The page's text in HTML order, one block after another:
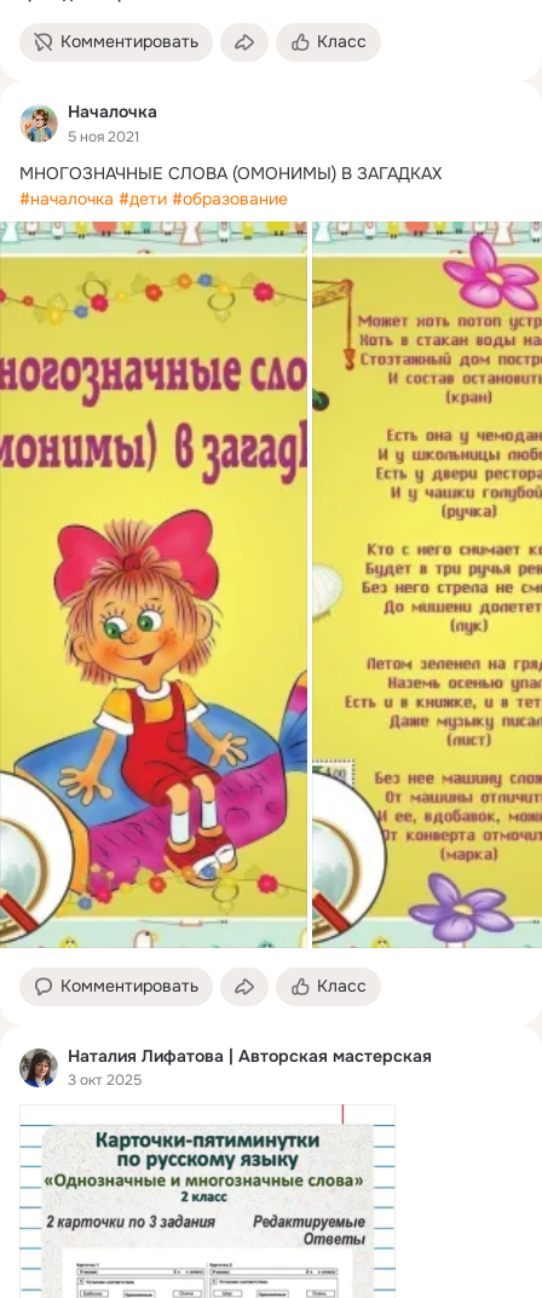
Комментировать Класс
Началочка
5 ноя 2021
#началочка #дети #образование
Комментировать Класс
Наталия Лифатова | Авторская мастерская
3 окт 2025